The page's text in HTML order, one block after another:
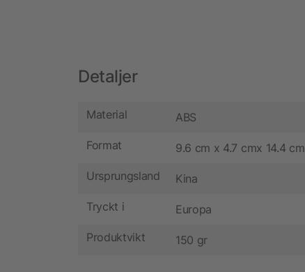
Detaljer
Material ABS
Format 9.6 cm x 4.7 cmx 14.4 cm
Ursprungsland Kina
Tryckt i Europa
Produktvikt 150 gr